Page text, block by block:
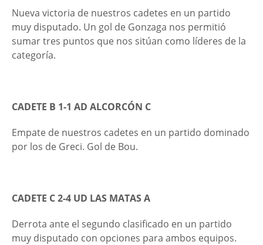
Nueva victoria de nuestros cadetes en un partido
muy disputado. Un gol de Gonzaga nos permitió
sumar tres puntos que nos sitúan como líderes de la
categoría.
CADETE B 1-1 AD ALCORCÓN C
Empate de nuestros cadetes en un partido dominado
por los de Greci. Gol de Bou.
CADETE C 2-4 UD LAS MATAS A
Derrota ante el segundo clasificado en un partido
muy disputado con opciones para ambos equipos.